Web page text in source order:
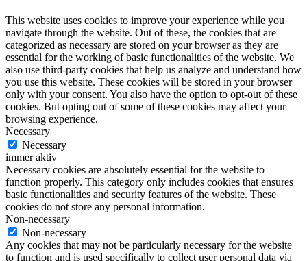
This website uses cookies to improve your experience while you
navigate through the website. Out of these, the cookies that are
categorized as necessary are stored on your browser as they are
essential for the working of basic functionalities of the website. We
also use third-party cookies that help us analyze and understand how
you use this website. These cookies will be stored in your browser
only with your consent. You also have the option to opt-out of these
cookies. But opting out of some of these cookies may affect your
browsing experience.
Necessary
Necessary
immer aktiv
Necessary cookies are absolutely essential for the website to
function properly. This category only includes cookies that ensures
basic functionalities and security features of the website. These
cookies do not store any personal information.
Non-necessary
Non-necessary
Any cookies that may not be particularly necessary for the website
to function and is used specifically to collect user personal data via